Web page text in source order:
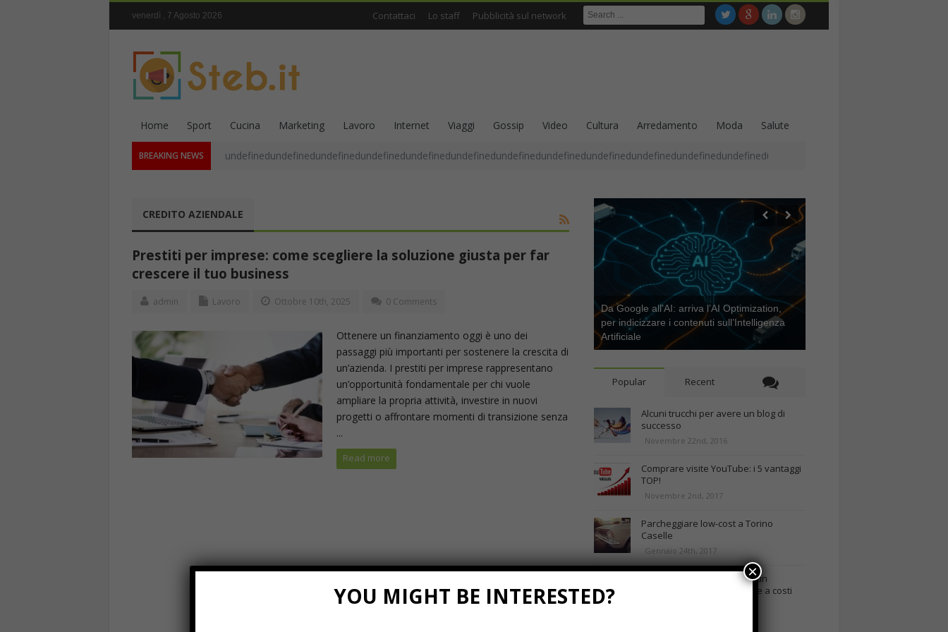
venerdì , 7 Agosto 2026 Contattaci Lo staff Pubblicità sul network
Home Sport Cucina Marketing Lavoro Internet Viaggi Gossip Video Cultura Arredamento Moda Salute
BREAKING NEWS
CREDITO AZIENDALE
Prestiti per imprese: come scegliere la soluzione giusta per far
crescere il tuo business
admin Lavoro Ottobre 10th, 2025 0 Comments
Ottenere un finanziamento oggi è uno dei
passaggi più importanti per sostenere la crescita di
un’azienda. I prestiti per imprese rappresentano
un’opportunità fondamentale per chi vuole
ampliare la propria attività, investire in nuovi
progetti o affrontare momenti di transizione senza
...
Read more
Da Google all’AI: arriva l’AI Optimization,
per indicizzare i contenuti sull’Intelligenza
Artificiale
Popular Recent
Alcuni trucchi per avere un blog di
successo
Novembre 22nd, 2016
Comprare visite YouTube: i 5 vantaggi
TOP!
Novembre 2nd, 2017
Parcheggiare low-cost a Torino
Caselle
Gennaio 24th, 2017
Consigli per intraprendere un
business on-line efficiente e a costi
YOU MIGHT BE INTERESTED?
×